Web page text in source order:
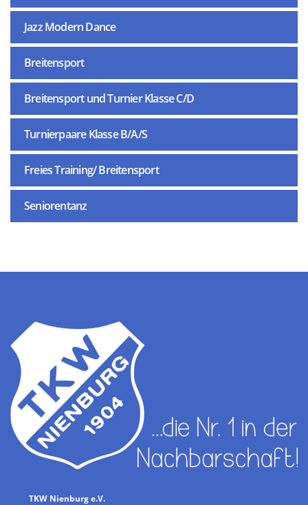
Jazz Modern Dance
Breitensport
Breitensport und Turnier Klasse C/D
Turnierpaare Klasse B/A/S
Freies Training/ Breitensport
Seniorentanz
TKW Nienburg e.V.